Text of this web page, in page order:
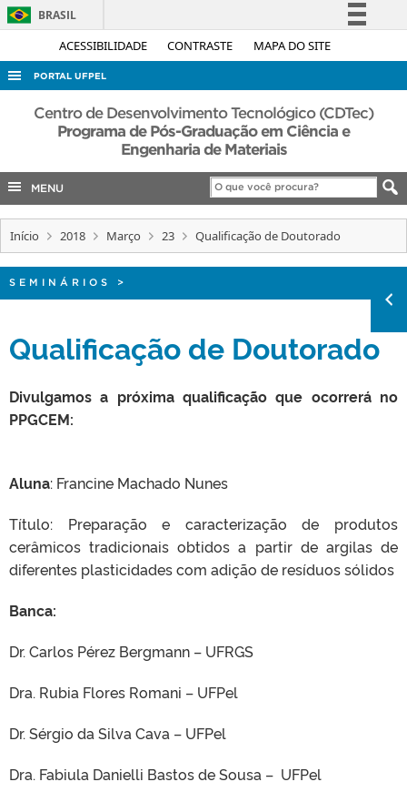
ACESSIBILIDADE CONTRASTE MAPA DO SITE
BRASIL
Simplifique!
Acesso à informação
Legislação
Canais
PORTAL UFPEL
ACESSO À INFORMAÇÃO
AUDITORIA
EDITAIS
TELEFONES
Centro de Desenvolvimento Tecnológico (CDTec)
Programa de Pós-Graduação em Ciência e
Engenharia de Materiais
MENU
Início 2018 Março 23 Qualificação de Doutorado
SEMINÁRIOS >
Qualificação de Doutorado
Divulgamos a próxima qualificação que ocorrerá no
PPGCEM:
Aluna: Francine Machado Nunes
Título: Preparação e caracterização de produtos
cerâmicos tradicionais obtidos a partir de argilas de
diferentes plasticidades com adição de resíduos sólidos
Banca:
Dr. Carlos Pérez Bergmann – UFRGS
Dra. Rubia Flores Romani – UFPel
Dr. Sérgio da Silva Cava – UFPel
Dra. Fabiula Danielli Bastos de Sousa – UFPel